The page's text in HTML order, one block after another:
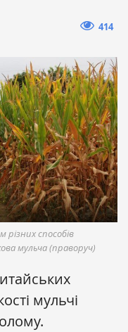
414
способів
мульча (праворуч)
мульчі